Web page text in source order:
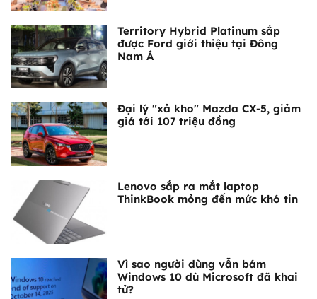
Territory Hybrid Platinum sắp
được Ford giới thiệu tại Đông
Nam Á
Đại lý "xả kho" Mazda CX-5, giảm
giá tới 107 triệu đồng
Lenovo sắp ra mắt laptop
ThinkBook mỏng đến mức khó tin
Vì sao người dùng vẫn bám
Windows 10 dù Microsoft đã khai
tử?